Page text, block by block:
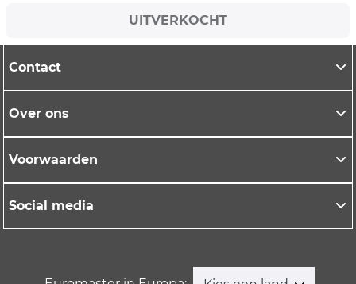
UITVERKOCHT
Contact
Over ons
Voorwaarden
Social media